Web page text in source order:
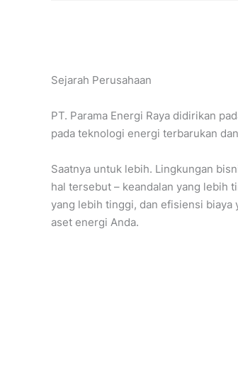
Sejarah Perusahaan
PT. Parama Energi Raya didirikan
pada teknologi energi terbarukan
Saatnya untuk lebih. Lingkungan
hal tersebut – keandalan yang lebih
yang lebih tinggi, dan efisiensi biaya
aset energi Anda.